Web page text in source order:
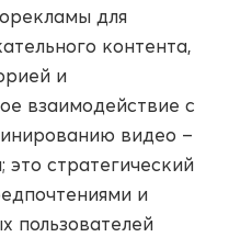
для
контента,
и
взаимодействие с
видео –
это стратегический
и
пользователей